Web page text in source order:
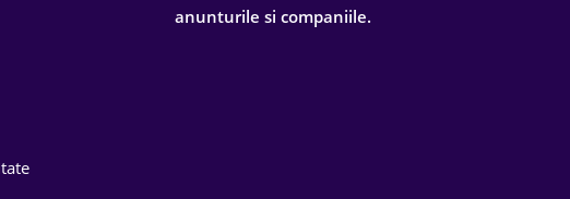
anunturile si companiile.